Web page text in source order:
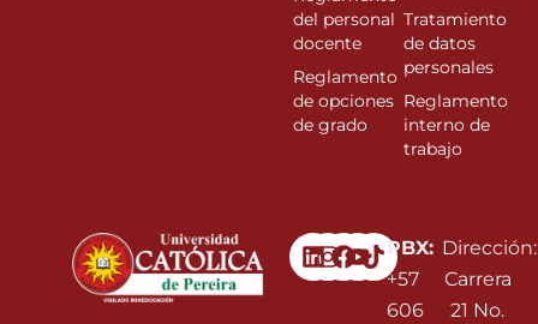
Linkedin
Instagram
Facebook
Youtube
PBX:
+57
606
Dirección:
Carrera
21 No.
del personal
docente
Reglamento
de opciones
de grado
Tratamiento
de datos
personales
Reglamento
interno de
trabajo